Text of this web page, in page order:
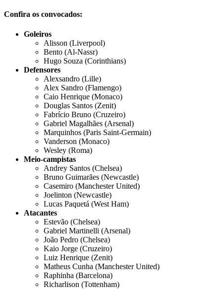
Confira os convocados:
Goleiros
Alisson (Liverpool)
Bento (Al-Nassr)
Hugo Souza (Corinthians)
Defensores
Alexsandro (Lille)
Alex Sandro (Flamengo)
Caio Henrique (Monaco)
Douglas Santos (Zenit)
Fabrício Bruno (Cruzeiro)
Gabriel Magalhães (Arsenal)
Marquinhos (Paris Saint-Germain)
Vanderson (Monaco)
Wesley (Roma)
Meio-campistas
Andrey Santos (Chelsea)
Bruno Guimarães (Newcastle)
Casemiro (Manchester United)
Joelinton (Newcastle)
Lucas Paquetá (West Ham)
Atacantes
Estevão (Chelsea)
Gabriel Martinelli (Arsenal)
João Pedro (Chelsea)
Kaio Jorge (Cruzeiro)
Luiz Henrique (Zenit)
Matheus Cunha (Manchester United)
Raphinha (Barcelona)
Richarlison (Tottenham)